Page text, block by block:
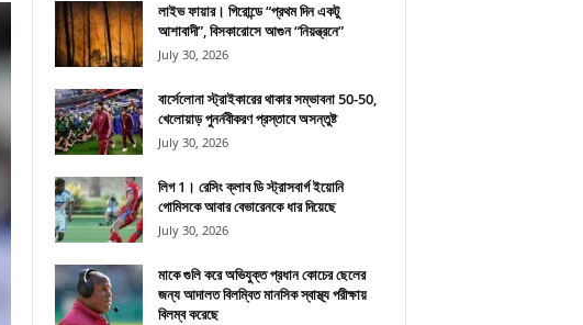
লাইভ ফায়ার। গিরোন্ডে “প্রথম দিন একটু
আশাবাদী”, বিসকারোসে আগুন “নিয়ন্ত্রনে”
July 30, 2026
বার্সেলোনা স্ট্রাইকারের থাকার সম্ভাবনা 50-50,
খেলোয়াড় পুনর্নবীকরণ প্রস্তাবে অসন্তুষ্ট
July 30, 2026
লিগ 1। রেসিং ক্লাব ডি স্ট্রাসবার্গ ইয়োনি
গোমিসকে আবার বেভারেনকে ধার দিয়েছে
July 30, 2026
মাকে গুলি করে অভিযুক্ত প্রধান কোচের ছেলের
জন্য আদালত বিলম্বিত মানসিক স্বাস্থ্য পরীক্ষায়
বিলম্ব করেছে